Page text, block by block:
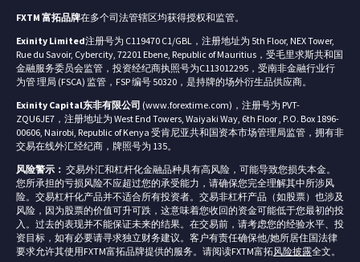
FXTM 富拓品牌在多个司法管辖区均获得授权和监管。
Exinity Limited注册号为 C119470 C1/GBL，注册地址为 5th Floor, NEX Tower,
Rue du Savoir, Cybercity, 72201 Ebene, Republic of Mauritius，受毛里求斯共和国
金融服务委员会监管，投资经纪商执照号为C113012295，受南非金融行业行
为管 理局 (FSCA) 监管，FSP 编号 50320，是持牌的场外衍生品供应商。
Exinity Capital东非有限公司 (www.forextime.com)，注册号为 PVT-
ZQU6JE7，注册地址为 West End Towers, Waiyaki Way, 6th Floor , P.O. Box 1896-
00606, Nairobi, Republic of Kenya 受肯尼亚共和国资本市场管理局监管，拥有非
交易在线外汇经纪商，牌照号为 135。
风险警示： 交易外汇和杠杆化金融品种具有高风险，可能导致您损失本金。
您所承担的亏损风险不应超过您的承受能力，请确保您完全理解其中所涉风
险。交易杠杆化产品并不适合所有投资者。交易非杠杆产品（如股票）也涉及
风险，因为股票的价值可升可跌，这意味着您收回的资金可能低于您最初的投
入。过去的表现并不能保证未来的结果。在交易前，请考虑您的经验水平、投
资目标，如有必要请寻求独立财务建议。客户有责任确保他/她所居住国法律
要求允许其使用FXTM富拓品牌提供的服务。请阅读FXTM富拓风险披露全文。